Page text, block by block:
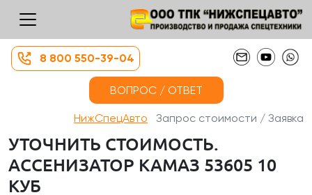
8 800 550-39-04
ВОПРОС / ОТВЕТ
НижСпецАвто Запрос стоимости / Заявка
УТОЧНИТЬ СТОИМОСТЬ.
АССЕНИЗАТОР КАМАЗ 53605 10
КУБ